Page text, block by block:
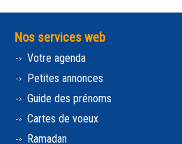
Nos services web
Votre agenda
Petites annonces
Guide des prénoms
Cartes de voeux
Ramadan